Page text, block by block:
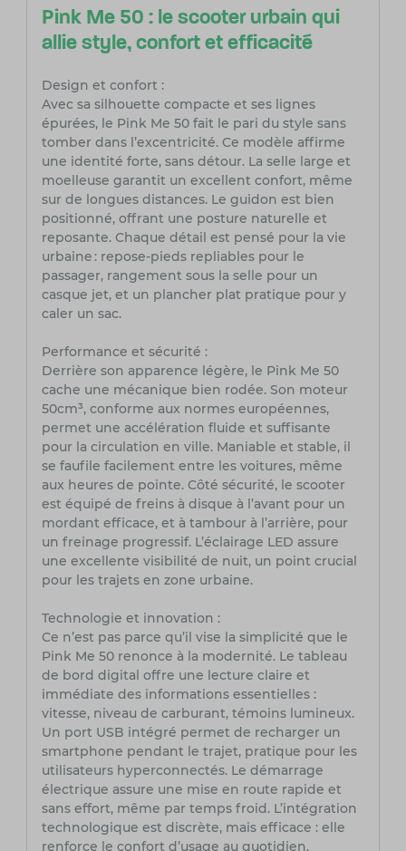
Pink Me 50 : le scooter urbain qui
allie style, confort et efficacité
Design et confort :
Avec sa silhouette compacte et ses lignes
épurées, le Pink Me 50 fait le pari du style sans
tomber dans l’excentricité. Ce modèle affirme
une identité forte, sans détour. La selle large et
moelleuse garantit un excellent confort, même
sur de longues distances. Le guidon est bien
positionné, offrant une posture naturelle et
reposante. Chaque détail est pensé pour la vie
urbaine : repose-pieds repliables pour le
passager, rangement sous la selle pour un
casque jet, et un plancher plat pratique pour y
caler un sac.
Performance et sécurité :
Derrière son apparence légère, le Pink Me 50
cache une mécanique bien rodée. Son moteur
50cm³, conforme aux normes européennes,
permet une accélération fluide et suffisante
pour la circulation en ville. Maniable et stable, il
se faufile facilement entre les voitures, même
aux heures de pointe. Côté sécurité, le scooter
est équipé de freins à disque à l’avant pour un
mordant efficace, et à tambour à l’arrière, pour
un freinage progressif. L’éclairage LED assure
une excellente visibilité de nuit, un point crucial
pour les trajets en zone urbaine.
Technologie et innovation :
Ce n’est pas parce qu’il vise la simplicité que le
Pink Me 50 renonce à la modernité. Le tableau
de bord digital offre une lecture claire et
immédiate des informations essentielles :
vitesse, niveau de carburant, témoins lumineux.
Un port USB intégré permet de recharger un
smartphone pendant le trajet, pratique pour les
utilisateurs hyperconnectés. Le démarrage
électrique assure une mise en route rapide et
sans effort, même par temps froid. L’intégration
technologique est discrète, mais efficace : elle
renforce le confort d’usage au quotidien.